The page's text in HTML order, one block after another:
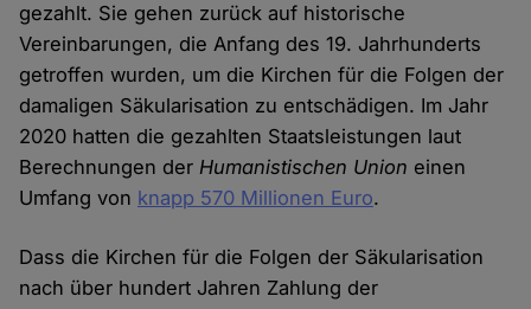
gezahlt. Sie gehen zurück auf historische
Vereinbarungen, die Anfang des 19. Jahrhunderts
getroffen wurden, um die Kirchen für die Folgen der
damaligen Säkularisation zu entschädigen. Im Jahr
2020 hatten die gezahlten Staatsleistungen laut
Berechnungen derHumanistischen Union einen
Umfang von knapp 570 Millionen Euro.
Dass die Kirchen für die Folgen der Säkularisation
nach über hundert Jahren Zahlung der